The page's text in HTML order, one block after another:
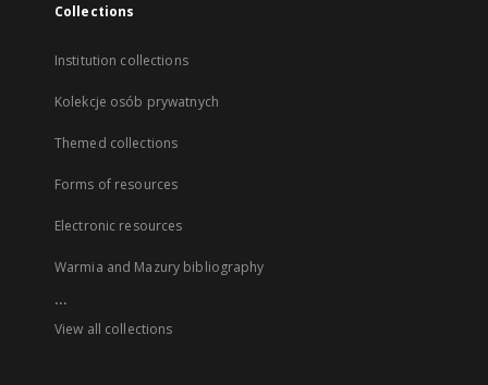
Collections
Institution collections
Kolekcje osób prywatnych
Themed collections
Forms of resources
Electronic resources
Warmia and Mazury bibliography
...
View all collections